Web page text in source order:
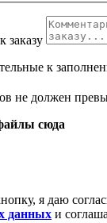
заказу
к
не должен
сюда
я даю
данных и